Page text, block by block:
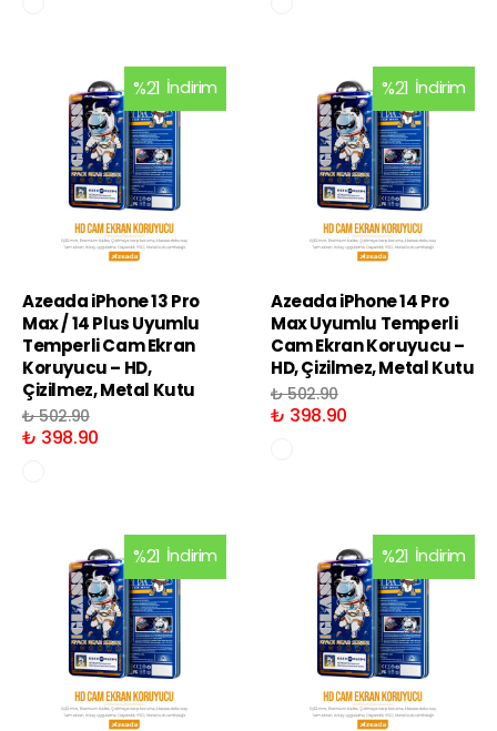
%21 İndirim
Azeada iPhone 13 Pro
Max / 14 Plus Uyumlu
Temperli Cam Ekran
Koruyucu – HD,
Çizilmez, Metal Kutu
₺ 502.90
₺ 398.90
%21 İndirim
Azeada iPhone 14 Pro
Max Uyumlu Temperli
Cam Ekran Koruyucu –
HD, Çizilmez, Metal Kutu
₺ 502.90
₺ 398.90
%21 İndirim %21 İndirim